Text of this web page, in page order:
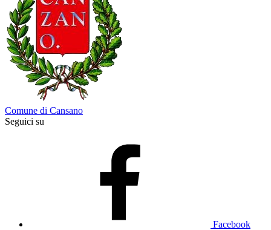
Comune di Cansano
Seguici su
Facebook